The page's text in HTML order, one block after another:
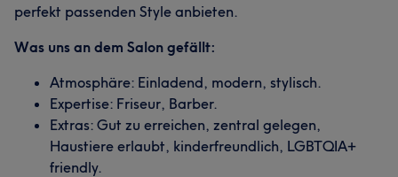
perfekt passenden Style anbieten.
Was uns an dem Salon gefällt:
Atmosphäre: Einladend, modern, stylisch.
Expertise: Friseur, Barber.
Extras: Gut zu erreichen, zentral gelegen,
Haustiere erlaubt, kinderfreundlich, LGBTQIA+
friendly.